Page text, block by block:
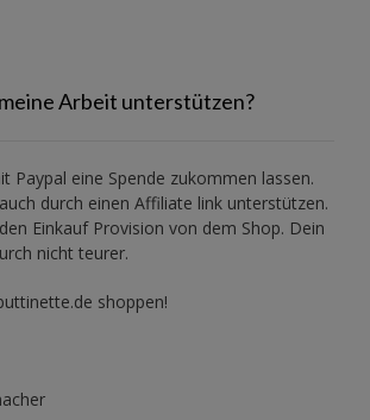
Arbeit unterstützen?
Paypal eine Spende zukommen lassen.
durch einen Affiliate link unterstützen.
Einkauf Provision von dem Shop. Dein
nicht teurer.
shoppen!